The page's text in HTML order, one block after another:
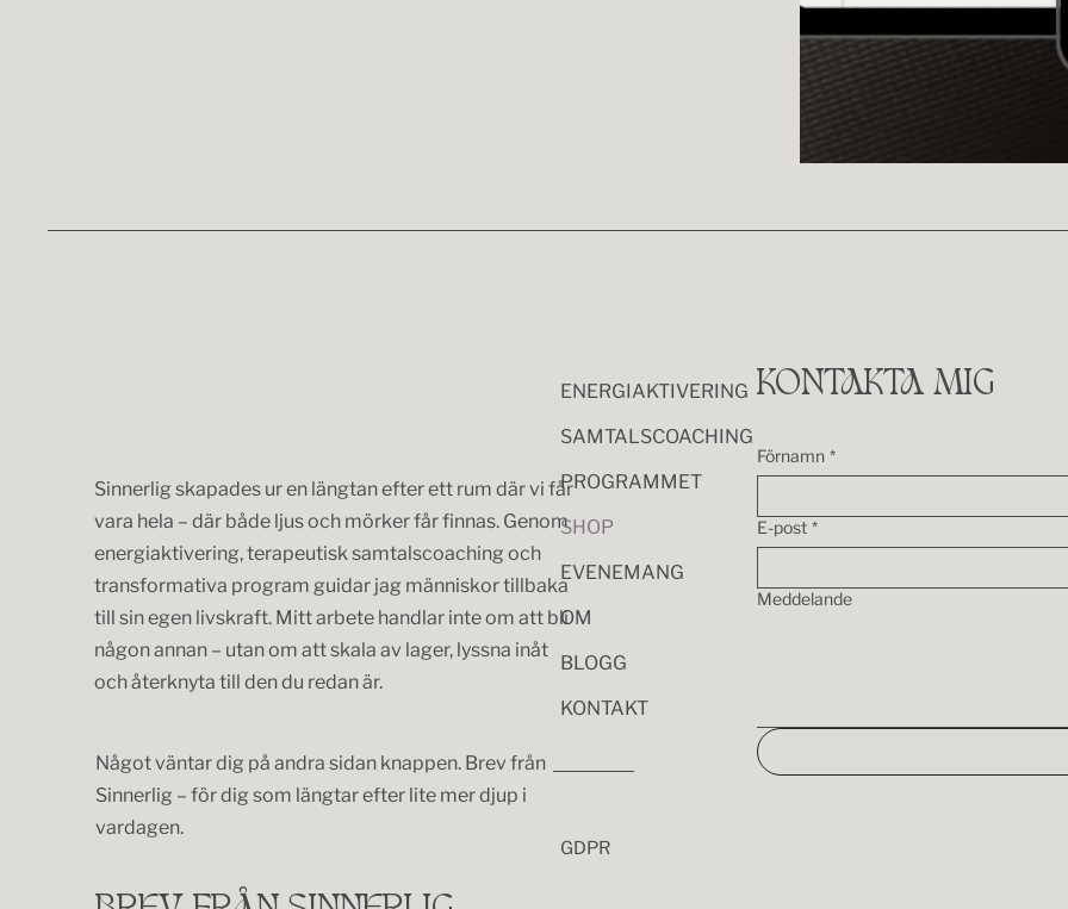
Sinnerlig skapades ur en längtan efter ett rum där vi får
vara hela – där både ljus och mörker får finnas. Genom
energiaktivering, terapeutisk samtalscoaching och
transformativa program guidar jag människor tillbaka
till sin egen livskraft. Mitt arbete handlar inte om att bli
någon annan – utan om att skala av lager, lyssna inåt
och återknyta till den du redan är.
Något väntar dig på andra sidan knappen. Brev från
Sinnerlig – för dig som längtar efter lite mer djup i
vardagen.
ENERGIAKTIVERING
SAMTALSCOACHING
PROGRAMMET
SHOP
EVENEMANG
OM
BLOGG
KONTAKT
GDPR
KONTAKTA MIG
Förnamn *
E-post *
Meddelande